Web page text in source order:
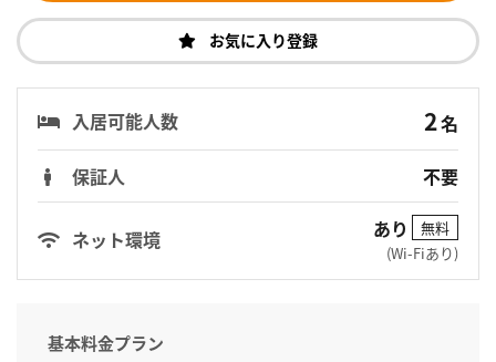
お気に入り登録
入居可能人数 2名
保証人
不要
ネット環境 あり
無料
(Wi-Fiあり)
基本料金プラン